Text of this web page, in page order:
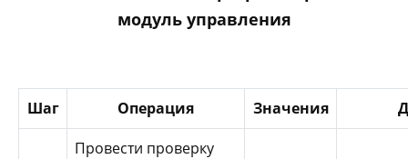
модуль управления
Шаг Операция Значения
Провести проверку